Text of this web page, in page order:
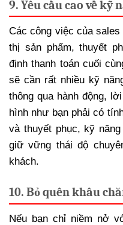
9. Yêu cầu cao về kỹ
Các công việc của
thị sản phẩm, thuyết
định thanh toán cuối
sẽ cần rất nhiều kỹ
thông qua hành động,
hình như bạn phải có
và thuyết phục, kỹ
giữ vững thái độ
khách.
10. Bỏ quên khâu
Nếu bạn chỉ niềm nở